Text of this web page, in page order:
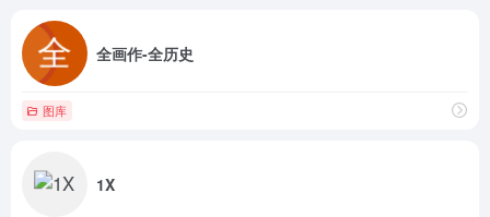
全画作-全历史
图库
1X